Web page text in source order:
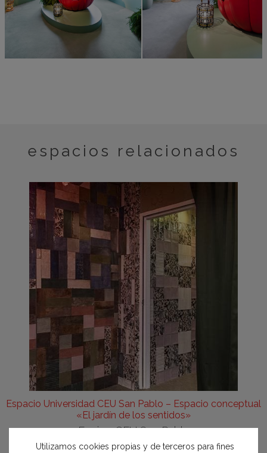
espacios relacionados
Espacio Universidad CEU San Pablo – Espacio conceptual
«El jardín de los sentidos»
Equipo CEU San Pablo
Utilizamos cookies propias y de terceros para fines